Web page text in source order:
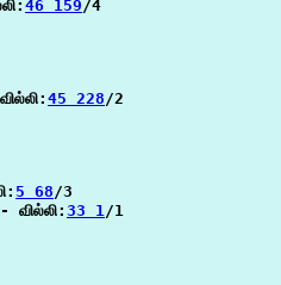
46 159/4
45 228/2
5 68/3
வில்லி: 33 1/1